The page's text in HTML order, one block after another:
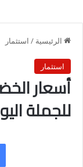
الرئيسية / استثمار
استثمار
أسعار
للجملة اليوم